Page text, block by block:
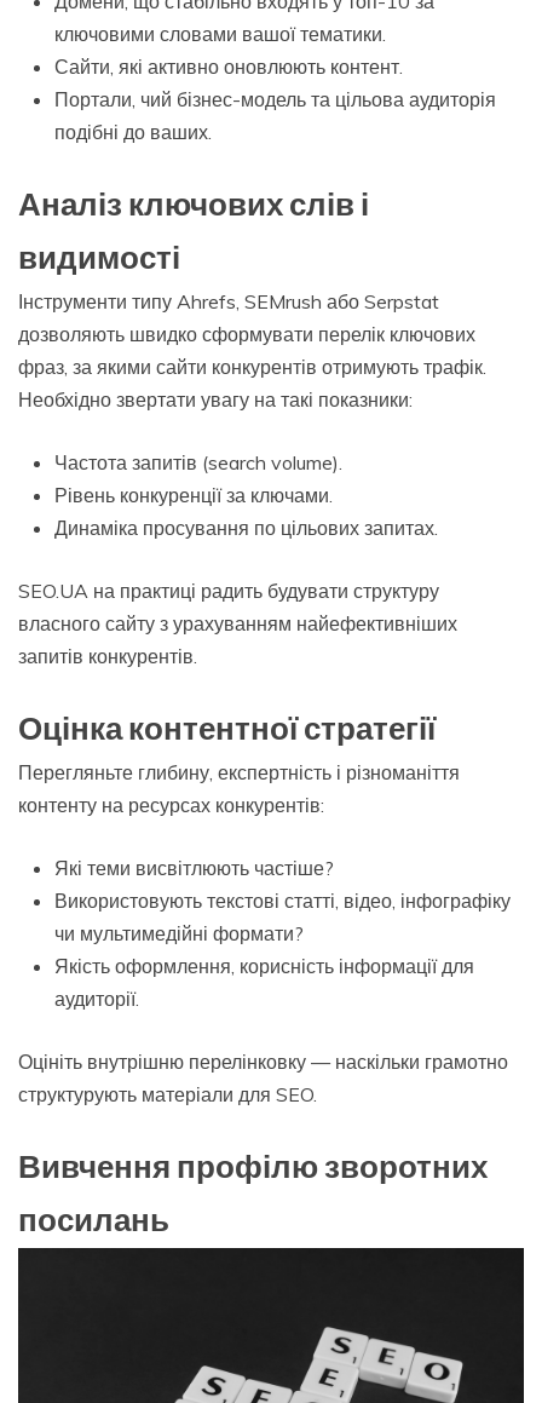
ключовими словами вашої тематики.
Сайти, які активно оновлюють контент.
Портали, чий бізнес-модель та цільова аудиторія
подібні до ваших.
Аналіз ключових слів і
видимості
Інструменти типу Ahrefs, SEMrush або Serpstat
дозволяють швидко сформувати перелік ключових
фраз, за якими сайти конкурентів отримують трафік.
Необхідно звертати увагу на такі показники:
Частота запитів (search volume).
Рівень конкуренції за ключами.
Динаміка просування по цільових запитах.
SEO.UA на практиці радить будувати структуру
власного сайту з урахуванням найефективніших
запитів конкурентів.
Оцінка контентної стратегії
Перегляньте глибину, експертність і різноманіття
контенту на ресурсах конкурентів:
Які теми висвітлюють частіше?
Використовують текстові статті, відео, інфографіку
чи мультимедійні формати?
Якість оформлення, корисність інформації для
аудиторії.
Оцініть внутрішню перелінковку — наскільки грамотно
структурують матеріали для SEO.
Вивчення профілю зворотних
посилань